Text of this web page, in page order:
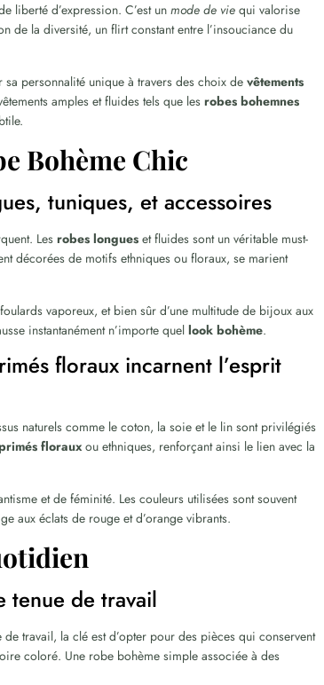
liberté d’expression. C’est unmode de vie qui valorise
de la diversité, un flirt constant entre l’insouciance du
sa personnalité unique à travers des choix devêtements
amples et fluides tels que lesrobes bohemnes
Bohème Chic
tuniques, et accessoires
Lesrobes longues et fluides sont un véritable must-
décorées de motifs ethniques ou floraux, se marient
vaporeux, et bien sûr d’une multitude de bijoux aux
instantanément n’importe quellook bohème.
floraux incarnent l’esprit
naturels comme le coton, la soie et le lin sont privilégiés
florauxou ethniques, renforçant ainsi le lien avec la
et de féminité. Les couleurs utilisées sont souvent
aux éclats de rouge et d’orange vibrants.
tenue de travail
de travail, la clé est d’opter pour des pièces qui conservent
coloré. Une robe bohème simple associée à des